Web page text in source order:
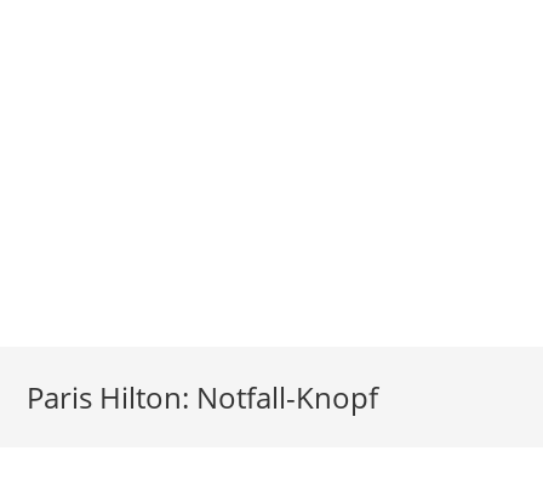
Paris Hilton: Notfall-Knopf